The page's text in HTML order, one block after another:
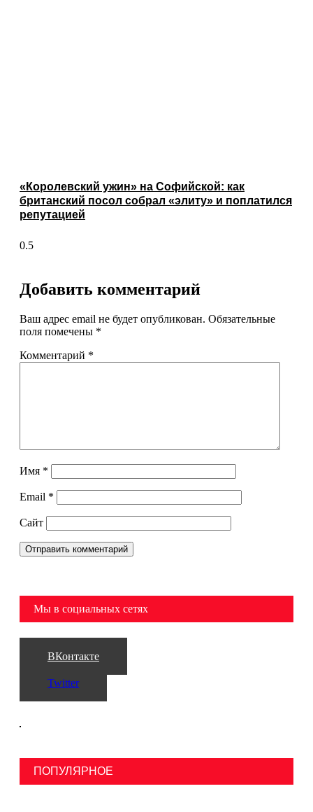
«Королевский ужин» на Софийской: как
британский посол собрал «элиту» и поплатился
репутацией
Добавить комментарий
Ваш адрес email не будет опубликован. Обязательные
поля помечены *
Комментарий *
Имя *
Email *
Сайт
Мы в социальных сетях
ВКонтакте
Twitter
ПОПУЛЯРНОЕ